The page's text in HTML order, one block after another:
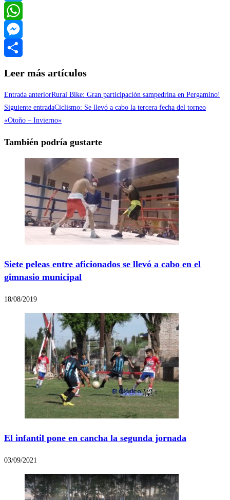
Twitter
WhatsApp
Messenger
Leer más artículos
Entrada anteriorRural Bike: Gran participación sampedrina en Pergamino!
Siguiente entradaCiclismo: Se llevó a cabo la tercera fecha del torneo
«Otoño – Invierno»
También podría gustarte
Siete peleas entre aficionados se llevó a cabo en el
gimnasio municipal
18/08/2019
El infantil pone en cancha la segunda jornada
03/09/2021